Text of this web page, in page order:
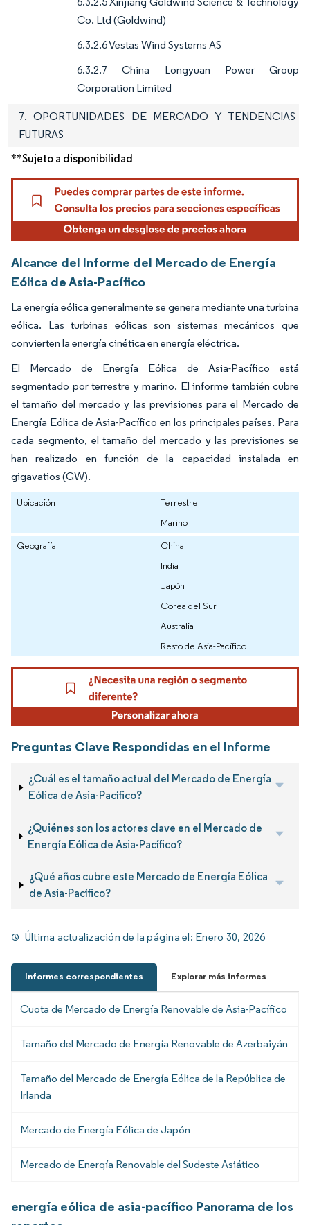
Co. Ltd (Goldwind)
6.3.2.6 Vestas Wind Systems AS
6.3.2.7 China Longyuan Power Group
Corporation Limited
7. OPORTUNIDADES DE MERCADO Y TENDENCIAS
FUTURAS
**Sujeto a disponibilidad
Alcance del Informe del Mercado de Energía
Eólica de Asia-Pacífico
La energía eólica generalmente se genera mediante una turbina
eólica. Las turbinas eólicas son sistemas mecánicos que
convierten la energía cinética en energía eléctrica.
El Mercado de Energía Eólica de Asia-Pacífico está
segmentado por terrestre y marino. El informe también cubre
el tamaño del mercado y las previsiones para el Mercado de
Energía Eólica de Asia-Pacífico en los principales países. Para
cada segmento, el tamaño del mercado y las previsiones se
han realizado en función de la capacidad instalada en
gigavatios (GW).
Ubicación
Terrestre
Marino
Geografía
China
India
Japón
Corea del Sur
Australia
Resto de Asia-Pacífico
Preguntas Clave Respondidas en el Informe
¿Cuál es el tamaño actual del Mercado de Energía
Eólica de Asia-Pacífico?
¿Quiénes son los actores clave en el Mercado de
Energía Eólica de Asia-Pacífico?
¿Qué años cubre este Mercado de Energía Eólica
de Asia-Pacífico?
Última actualización de la página el: Enero 30, 2026
Informes correspondientes Explorar más informes
Cuota de Mercado de Energía Renovable de Asia-Pacífico
Tamaño del Mercado de Energía Renovable de Azerbaiyán
Tamaño del Mercado de Energía Eólica de la República de
Irlanda
Mercado de Energía Eólica de Japón
Mercado de Energía Renovable del Sudeste Asiático
energía eólica de asia-pacífico Panorama de los